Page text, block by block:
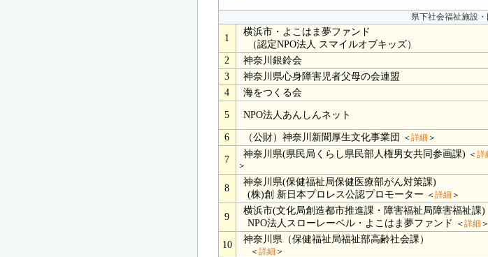
県下社会福祉施設
1
横浜市・よこはま夢ファンド
（認定NPO法人 スマイルオブキッズ）
2 神奈川銀鈴会
3
神奈川県心身障害児者父母の会連盟
4
海をつくる会
5 NPO法人あんしんネット
6
（公財）神奈川新聞厚生文化事業団 ＜ 詳細 ＞
7
神奈川県(県民局くらし県民部人権男女共同参画課) ＜ 詳
＞
8
神奈川県(保健福祉局保健医療部がん対策課)
(株)創 新日本プロレス公認プロモーター ＜ 詳細 ＞
9
横浜市(文化局創造都市推進課・障害福祉局障害福祉課)
NPO法人スローレーベル・よこはま夢ファンド
＜ 詳細 ＞
10
神奈川県（保健福祉局福祉部高齢社会課）
＜ 詳細 ＞